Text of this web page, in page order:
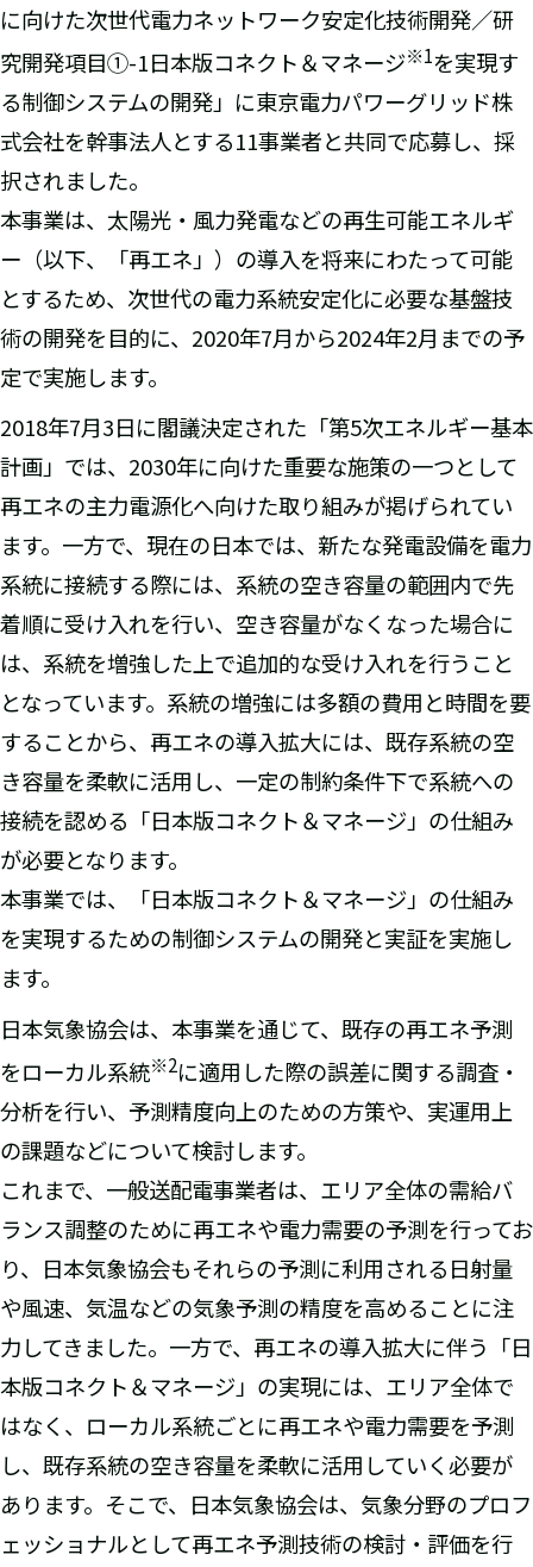
に向けた次世代電力ネットワーク安定化技術開発／研
究開発項目①-1日本版コネクト＆マネージ※1を実現す
る制御システムの開発」に東京電力パワーグリッド株
式会社を幹事法人とする11事業者と共同で応募し、採
択されました。
本事業は、太陽光・風力発電などの再生可能エネルギ
ー（以下、「再エネ」）の導入を将来にわたって可能
とするため、次世代の電力系統安定化に必要な基盤技
術の開発を目的に、2020年7月から2024年2月までの予
定で実施します。
2018年7月3日に閣議決定された「第5次エネルギー基本
計画」では、2030年に向けた重要な施策の一つとして
再エネの主力電源化へ向けた取り組みが掲げられてい
ます。一方で、現在の日本では、新たな発電設備を電力
系統に接続する際には、系統の空き容量の範囲内で先
着順に受け入れを行い、空き容量がなくなった場合に
は、系統を増強した上で追加的な受け入れを行うこと
となっています。系統の増強には多額の費用と時間を要
することから、再エネの導入拡大には、既存系統の空
き容量を柔軟に活用し、一定の制約条件下で系統への
接続を認める「日本版コネクト＆マネージ」の仕組み
が必要となります。
本事業では、「日本版コネクト＆マネージ」の仕組み
を実現するための制御システムの開発と実証を実施し
ます。
日本気象協会は、本事業を通じて、既存の再エネ予測
をローカル系統※2に適用した際の誤差に関する調査・
分析を行い、予測精度向上のための方策や、実運用上
の課題などについて検討します。
これまで、一般送配電事業者は、エリア全体の需給バ
ランス調整のために再エネや電力需要の予測を行ってお
り、日本気象協会もそれらの予測に利用される日射量
や風速、気温などの気象予測の精度を高めることに注
力してきました。一方で、再エネの導入拡大に伴う「日
本版コネクト＆マネージ」の実現には、エリア全体で
はなく、ローカル系統ごとに再エネや電力需要を予測
し、既存系統の空き容量を柔軟に活用していく必要が
あります。そこで、日本気象協会は、気象分野のプロフ
ェッショナルとして再エネ予測技術の検討・評価を行